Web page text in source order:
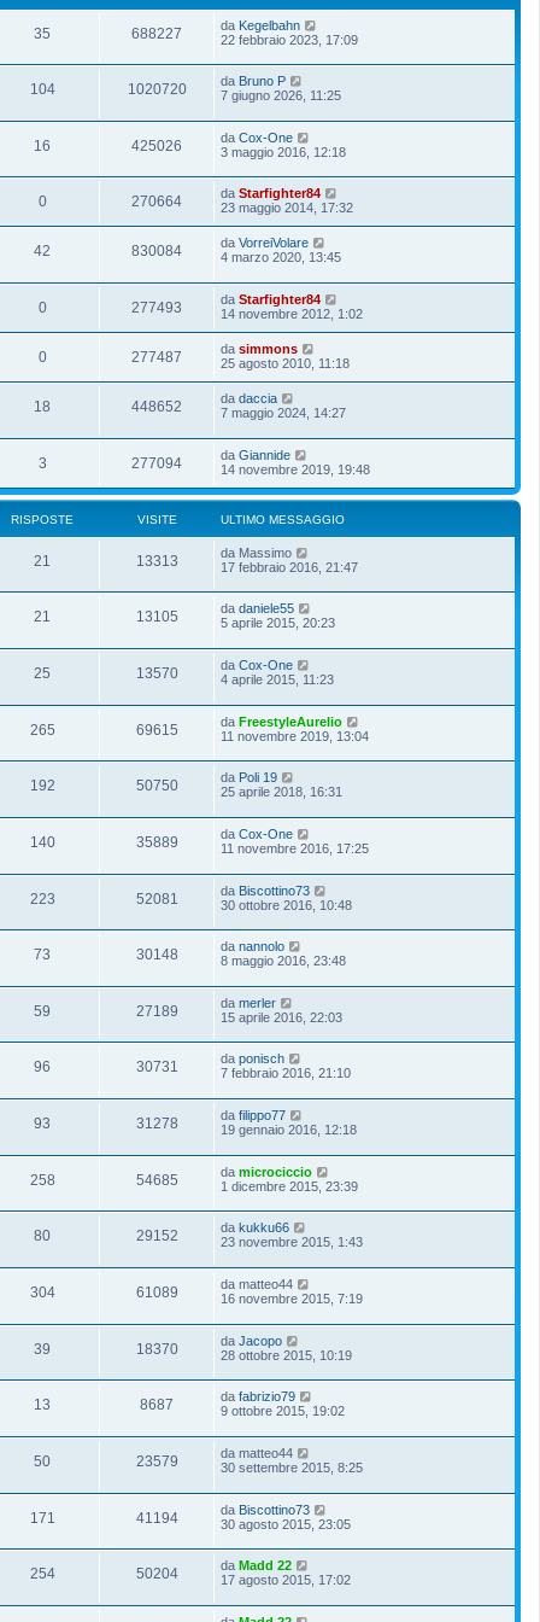
35 688227 da Kegelbahn
22 febbraio 2023, 17:09
104 1020720 da Bruno P
7 giugno 2026, 11:25
16 425026 da Cox-One
3 maggio 2016, 12:18
0 270664 da Starfighter84
23 maggio 2014, 17:32
42 830084 da VorreiVolare
4 marzo 2020, 13:45
0 277493 da Starfighter84
14 novembre 2012, 1:02
0 277487 da simmons
25 agosto 2010, 11:18
18 448652 da daccia
7 maggio 2024, 14:27
3 277094 da Giannide
14 novembre 2019, 19:48
RISPOSTE VISITE ULTIMO MESSAGGIO
21 13313 da Massimo
17 febbraio 2016, 21:47
21 13105 da daniele55
5 aprile 2015, 20:23
25 13570 da Cox-One
4 aprile 2015, 11:23
265 69615 da FreestyleAurelio
11 novembre 2019, 13:04
192 50750 da Poli 19
25 aprile 2018, 16:31
140 35889 da Cox-One
11 novembre 2016, 17:25
223 52081 da Biscottino73
30 ottobre 2016, 10:48
73 30148 da nannolo
8 maggio 2016, 23:48
59 27189 da merler
15 aprile 2016, 22:03
96 30731 da ponisch
7 febbraio 2016, 21:10
93 31278 da filippo77
19 gennaio 2016, 12:18
258 54685 da microciccio
1 dicembre 2015, 23:39
80 29152 da kukku66
23 novembre 2015, 1:43
304 61089 da matteo44
16 novembre 2015, 7:19
39 18370 da Jacopo
28 ottobre 2015, 10:19
13 8687 da fabrizio79
9 ottobre 2015, 19:02
50 23579 da matteo44
30 settembre 2015, 8:25
171 41194 da Biscottino73
30 agosto 2015, 23:05
254 50204 da Madd 22
17 agosto 2015, 17:02